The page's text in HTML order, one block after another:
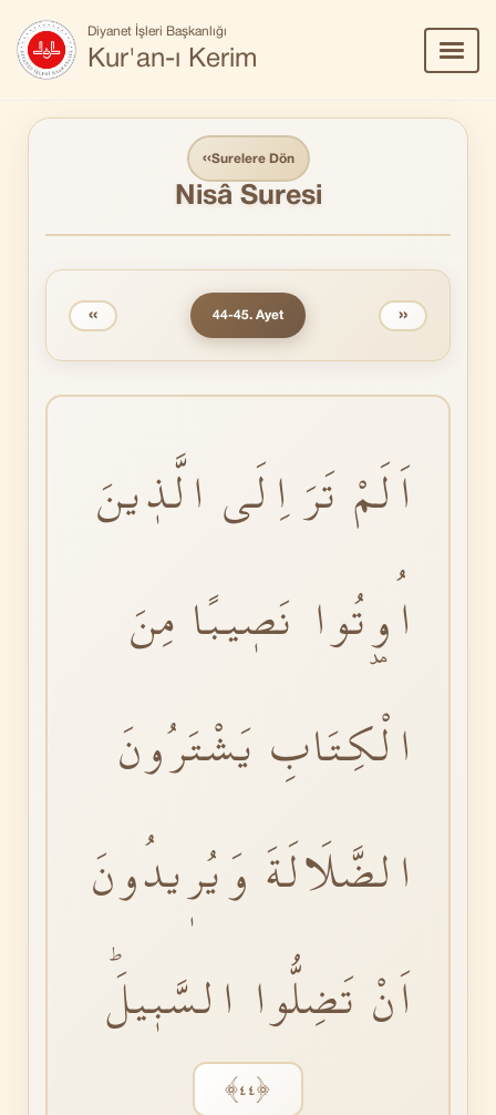
Diyanet İşleri Başkanlığı
Kur'an-ı Kerim
Aç/
‹‹Surelere Dön
Nisâ Suresi
‹‹ 44-45. Ayet ››
اَلَمْ تَرَ اِلَى الَّذٖينَ
اُو۫تُوا نَصٖيبًا مِنَ
الْكِتَابِ يَشْتَرُونَ
الضَّلَالَةَ وَيُرٖيدُونَ
اَنْ تَضِلُّوا السَّبٖيلَۜ
﴿٤٤﴾